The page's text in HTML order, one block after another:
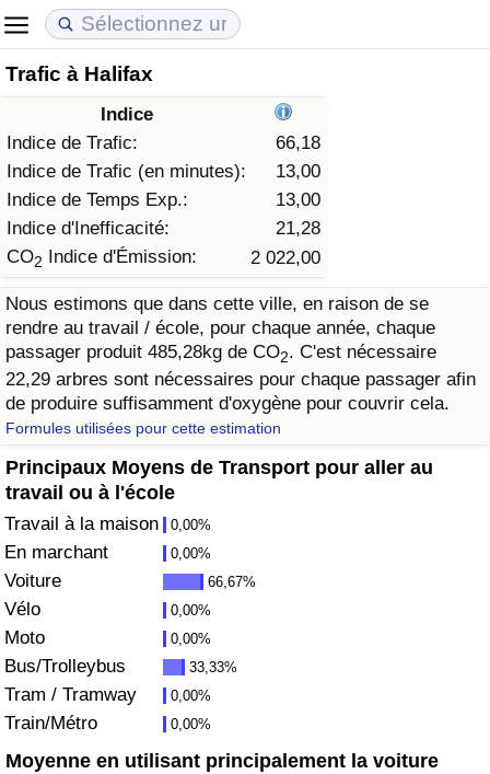
Trafic à Halifax
Indice
Indice de Trafic:
66,18
Indice de Trafic (en minutes):
13,00
Indice de Temps Exp.:
13,00
Indice d'Inefficacité:
21,28
CO2 Indice d'Émission: 2 022,00
Nous estimons que dans cette ville, en raison de se
rendre au travail / école, pour chaque année, chaque
passager produit 485,28kg de CO2. C'est nécessaire
22,29 arbres sont nécessaires pour chaque passager afin
de produire suffisamment d'oxygène pour couvrir cela.
Formules utilisées pour cette estimation
Principaux Moyens de Transport pour aller au
travail ou à l'école
Travail à la maison 0,00%
En marchant 0,00%
Voiture 66,67%
Vélo 0,00%
Moto 0,00%
Bus/Trolleybus 33,33%
Tram / Tramway 0,00%
Train/Métro 0,00%
Moyenne en utilisant principalement la voiture
Coût de la vie
Indice du Coût de la Vie (Actuel)
Indice du Coût de la Vie
Indice du coût de la vie par pays
à Akaba
Prix de l'immobilier
Indice des Prix de l'immobilier (Actuel)
Indice des Prix de l'immobilier
Indice des Prix de l'immobilier par Pays
Qualité de Vie
Indice de Qualité de Vie
Indice de Qualité de Vie (Actuel)
Indice de qualité de vie par pays
Criminalité
Indice de Criminalité (Actuel)
Indice de Criminalité
Indice de criminalité par pays
Soins de santé
Indice des soins de santé (Actuel)
Indice des soins de santé
Indice des soins de santé par Pays
Pollution